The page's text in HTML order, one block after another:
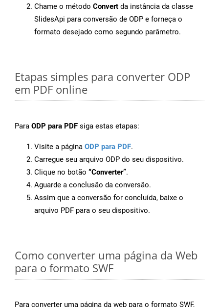
Chame o método Convert da instância da classe
SlidesApi para conversão de ODP e forneça o
formato desejado como segundo parâmetro.
Etapas simples para converter ODP
em PDF online
Para ODP para PDF siga estas etapas:
Visite a página ODP para PDF.
Carregue seu arquivo ODP do seu dispositivo.
Clique no botão “Converter”.
Aguarde a conclusão da conversão.
Assim que a conversão for concluída, baixe o
arquivo PDF para o seu dispositivo.
Como converter uma página da Web
para o formato SWF
Para converter uma página da web para o formato SWF,